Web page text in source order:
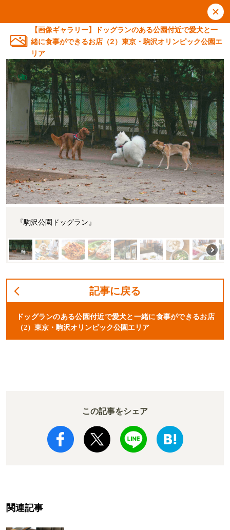
【画像ギャラリー】ドッグランのある公園付近で愛犬と一
緒に食事ができるお店（2）東京・駒沢オリンピック公園エ
リア
『駒沢公園ドッグラン』
記事に戻る
ドッグランのある公園付近で愛犬と一緒に食事ができるお店
（2）東京・駒沢オリンピック公園エリア
この記事をシェア
関連記事